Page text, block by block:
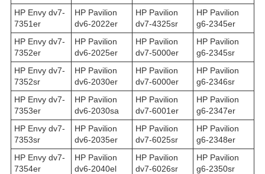
HP Envy dv7-
7351er
HP Pavilion
dv6-2022er
HP Pavilion
dv7-4325sr
HP Pavilion
g6-2345er
HP Envy dv7-
7352er
HP Pavilion
dv6-2025er
HP Pavilion
dv7-5000er
HP Pavilion
g6-2345sr
HP Envy dv7-
7352sr
HP Pavilion
dv6-2030er
HP Pavilion
dv7-6000er
HP Pavilion
g6-2346sr
HP Envy dv7-
7353er
HP Pavilion
dv6-2030sa
HP Pavilion
dv7-6001er
HP Pavilion
g6-2347er
HP Envy dv7-
7353sr
HP Pavilion
dv6-2035er
HP Pavilion
dv7-6025sr
HP Pavilion
g6-2348er
HP Envy dv7-
7354er
HP Pavilion
dv6-2040el
HP Pavilion
dv7-6026sr
HP Pavilion
g6-2350sr